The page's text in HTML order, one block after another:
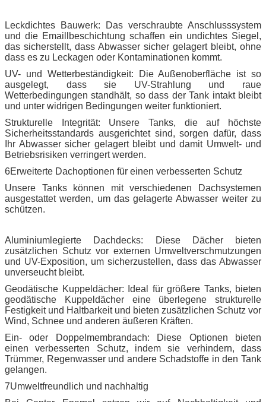
Leckdichtes Bauwerk: Das verschraubte Anschlusssystem
und die Emaillbeschichtung schaffen ein undichtes Siegel,
das sicherstellt, dass Abwasser sicher gelagert bleibt, ohne
dass es zu Leckagen oder Kontaminationen kommt.
UV- und Wetterbeständigkeit: Die Außenoberfläche ist so
ausgelegt, dass sie UV-Strahlung und raue
Wetterbedingungen standhält, so dass der Tank intakt bleibt
und unter widrigen Bedingungen weiter funktioniert.
Strukturelle Integrität: Unsere Tanks, die auf höchste
Sicherheitsstandards ausgerichtet sind, sorgen dafür, dass
Ihr Abwasser sicher gelagert bleibt und damit Umwelt- und
Betriebsrisiken verringert werden.
6Erweiterte Dachoptionen für einen verbesserten Schutz
Unsere Tanks können mit verschiedenen Dachsystemen
ausgestattet werden, um das gelagerte Abwasser weiter zu
schützen.
Aluminiumlegierte Dachdecks: Diese Dächer bieten
zusätzlichen Schutz vor externen Umweltverschmutzungen
und UV-Exposition, um sicherzustellen, dass das Abwasser
unverseucht bleibt.
Geodätische Kuppeldächer: Ideal für größere Tanks, bieten
geodätische Kuppeldächer eine überlegene strukturelle
Festigkeit und Haltbarkeit und bieten zusätzlichen Schutz vor
Wind, Schnee und anderen äußeren Kräften.
Ein- oder Doppelmembrandach: Diese Optionen bieten
einen verbesserten Schutz, indem sie verhindern, dass
Trümmer, Regenwasser und andere Schadstoffe in den Tank
gelangen.
7Umweltfreundlich und nachhaltig